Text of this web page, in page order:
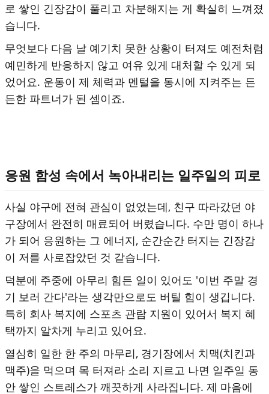
로 쌓인 긴장감이 풀리고 차분해지는 게 확실히 느껴졌
습니다.
무엇보다 다음 날 예기치 못한 상황이 터져도 예전처럼
예민하게 반응하지 않고 여유 있게 대처할 수 있게 되
었어요. 운동이 제 체력과 멘털을 동시에 지켜주는 든
든한 파트너가 된 셈이죠.
응원 함성 속에서 녹아내리는 일주일의 피로
사실 야구에 전혀 관심이 없었는데, 친구 따라갔던 야
구장에서 완전히 매료되어 버렸습니다. 수만 명이 하나
가 되어 응원하는 그 에너지, 순간순간 터지는 긴장감
이 저를 사로잡았던 것 같습니다.
덕분에 주중에 아무리 힘든 일이 있어도 '이번 주말 경
기 보러 간다'라는 생각만으로도 버틸 힘이 생깁니다.
특히 회사 복지에 스포츠 관람 지원이 있어서 복지 혜
택까지 알차게 누리고 있어요.
열심히 일한 한 주의 마무리, 경기장에서 치맥(치킨과
맥주)을 먹으며 목 터져라 소리 지르고 나면 일주일 동
안 쌓인 스트레스가 깨끗하게 사라집니다. 제 마음에